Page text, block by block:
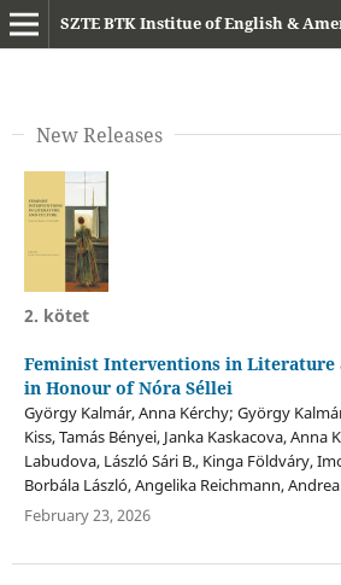
New Releases
2. kötet
Feminist Interventions in Literature
in Honour of Nóra Séllei
György Kalmár, Anna Kérchy; György
Kiss, Tamás Bényei, Janka Kaskacova, Anna
Labudova, László Sári B., Kinga Földváry,
Borbála László, Angelika Reichmann,
February 23, 2026